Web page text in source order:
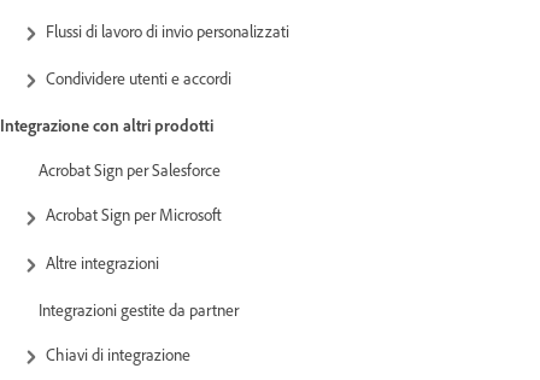
Flussi di lavoro di invio personalizzati
Condividere utenti e accordi
Integrazione con altri prodotti
Acrobat Sign per Salesforce
Acrobat Sign per Microsoft
Altre integrazioni
Integrazioni gestite da partner
Chiavi di integrazione